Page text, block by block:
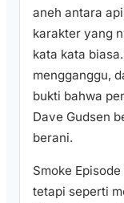
aneh antara
karakter yang
kata kata
mengganggu,
bukti bahwa
Dave Gudsen
berani.
Smoke
tetapi seperti